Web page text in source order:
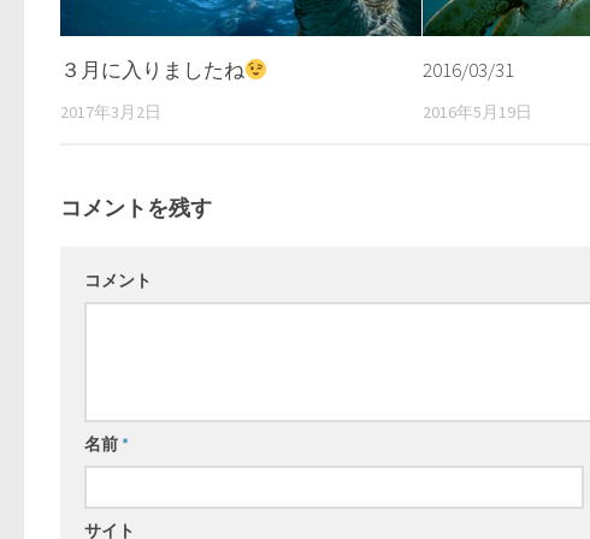
３月に入りましたね
2017年3月2日
2016/03/31
2016年5月19日
コメントを残す
コメント
名前*
サイト